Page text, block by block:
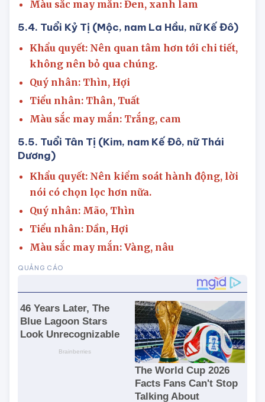
Tiểu nhân: Thân, Dậu
Màu sắc may mắn: Đen, xanh lam
5.4. Tuổi Kỷ Tị (Mộc, nam La Hầu, nữ Kế Đô)
Khẩu quyết: Nên quan tâm hơn tới chi tiết,
không nên bỏ qua chúng.
Quý nhân: Thìn, Hợi
Tiểu nhân: Thân, Tuất
Màu sắc may mắn: Trắng, cam
5.5. Tuổi Tân Tị (Kim, nam Kế Đô, nữ Thái
Dương)
Khẩu quyết: Nên kiểm soát hành động, lời
nói có chọn lọc hơn nữa.
Quý nhân: Mão, Thìn
Tiểu nhân: Dần, Hợi
Màu sắc may mắn: Vàng, nâu